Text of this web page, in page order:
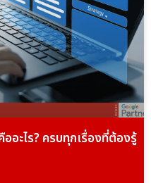
ะไร? ครบทุกเรื่องที่ต้องรู้